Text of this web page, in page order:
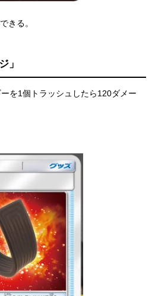
きる。
」
を1個トラッシュしたら120ダメー